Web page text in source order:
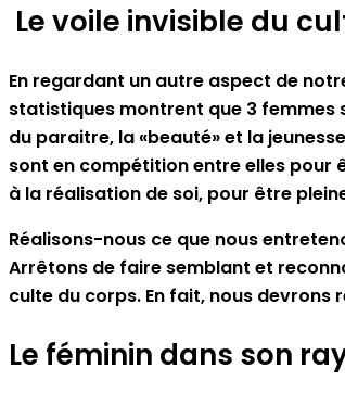
Le voile invisible du
En regardant un autre aspect de
statistiques montrent que 3 femmes
du paraitre, la «beauté» et la
sont en compétition entre elles pour
à la réalisation de soi, pour être
Réalisons-nous ce que nous
Arrêtons de faire semblant et
culte du corps. En fait, nous
Le féminin dans son